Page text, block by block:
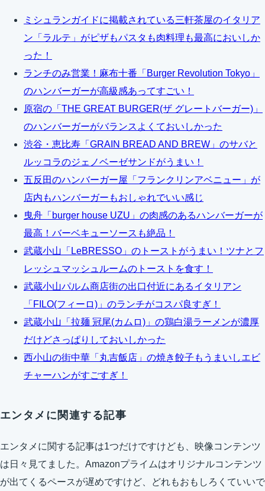
ミシュランガイドに掲載されている三軒茶屋のイタリア
ン「ラルテ」がピザもパスタも肉料理も最高においしか
った！
ランチのみ営業！麻布十番「Burger Revolution Tokyo」
のハンバーガーが高級感あってすごい！
原宿の「THE GREAT BURGER(ザ グレートバーガー)」
のハンバーガーがバランスよくておいしかった
渋谷・恵比寿「GRAIN BREAD AND BREW」のサバと
ルッコラのジェノベーゼサンドがうまい！
五反田のハンバーガー屋「フランクリンアベニュー」が
店内もハンバーガーもおしゃれでいい感じ
曳舟「burger house UZU」の肉感のあるハンバーガーが
最高！バーベキューソースも絶品！
武蔵小山「LeBRESSO」のトーストがうまい！ツナとフ
レッシュマッシュルームのトーストを食す！
武蔵小山パルム商店街の出口付近にあるイタリアン
「FILO(フィーロ)」のランチがコスパ良すぎ！
武蔵小山「拉麺 冠尾(カムロ)」の鶏白湯ラーメンが濃厚
だけどさっぱりしておいしかった
西小山の街中華「丸吉飯店」の焼き餃子もうまいしエビ
チャーハンがすごすぎ！
エンタメに関連する記事
エンタメに関する記事は1つだけですけども、映像コンテンツ
は日々見てました。Amazonプライムはオリジナルコンテンツ
が出てくるペースが遅めですけど、どれもおもしろくていいで